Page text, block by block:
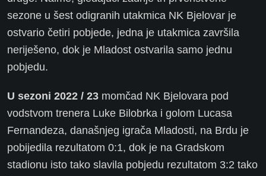
sezone u šest odigranih utakmica NK Bjelovar je
ostvario četiri pobjede, jedna je utakmica završila
neriješeno, dok je Mladost ostvarila samo jednu
pobjedu.
U sezoni 2022 / 23 momčad NK Bjelovara pod
vodstvom trenera Luke Bilobrka i golom Lucasa
Fernandeza, današnjeg igrača Mladosti, na Brdu je
pobijedila rezultatom 0:1, dok je na Gradskom
stadionu isto tako slavila pobjedu rezultatom 3:2 tako